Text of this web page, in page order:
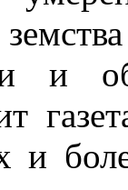
и
и